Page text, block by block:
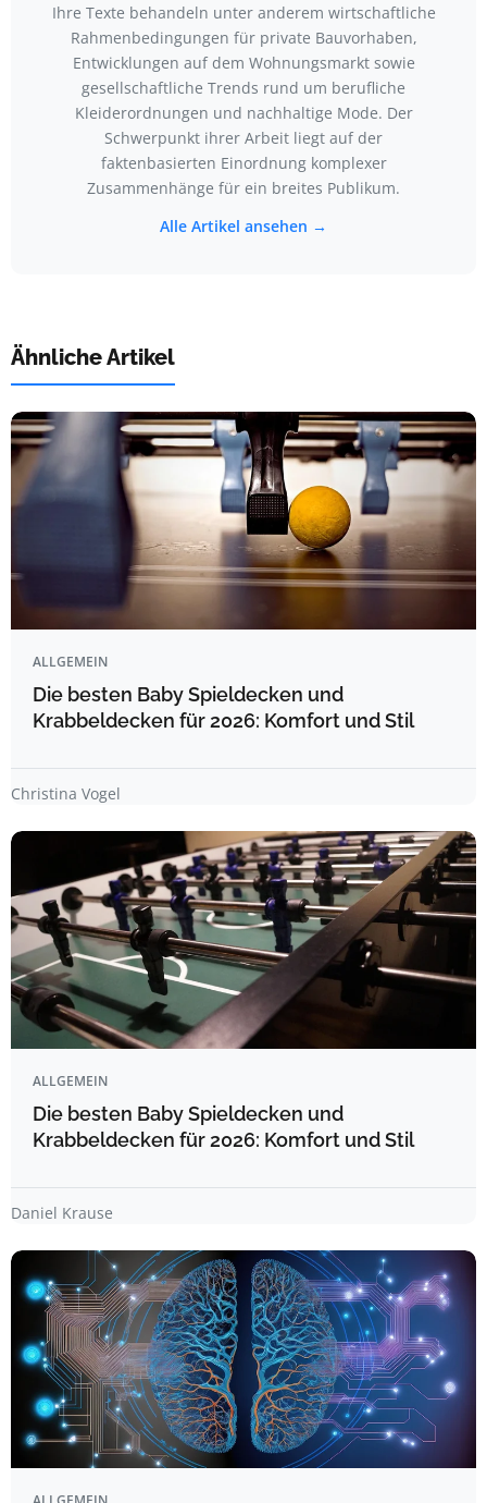
Ihre Texte behandeln unter anderem wirtschaftliche
Rahmenbedingungen für private Bauvorhaben,
Entwicklungen auf dem Wohnungsmarkt sowie
gesellschaftliche Trends rund um berufliche
Kleiderordnungen und nachhaltige Mode. Der
Schwerpunkt ihrer Arbeit liegt auf der
faktenbasierten Einordnung komplexer
Zusammenhänge für ein breites Publikum.
Alle Artikel ansehen →
Ähnliche Artikel
ALLGEMEIN
Die besten Baby Spieldecken und
Krabbeldecken für 2026: Komfort und Stil
Christina Vogel
ALLGEMEIN
Die besten Baby Spieldecken und
Krabbeldecken für 2026: Komfort und Stil
Daniel Krause